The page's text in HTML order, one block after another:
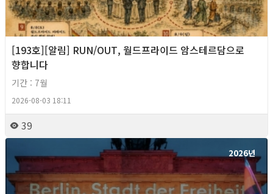
[193호][알림] RUN/OUT, 월드프라이드 암스테르담으로
향합니다
기간 : 7월
2026-08-03 18:11
39
2026년